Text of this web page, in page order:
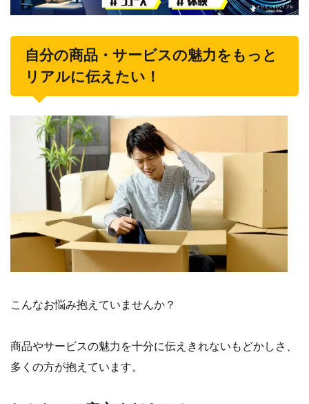
自分の商品・サービスの魅力をもっと
リアルに伝えたい！
こんなお悩み抱えていませんか？
商品やサービスの魅力を十分に伝えきれないもどかしさ、
多くの方が抱えています。